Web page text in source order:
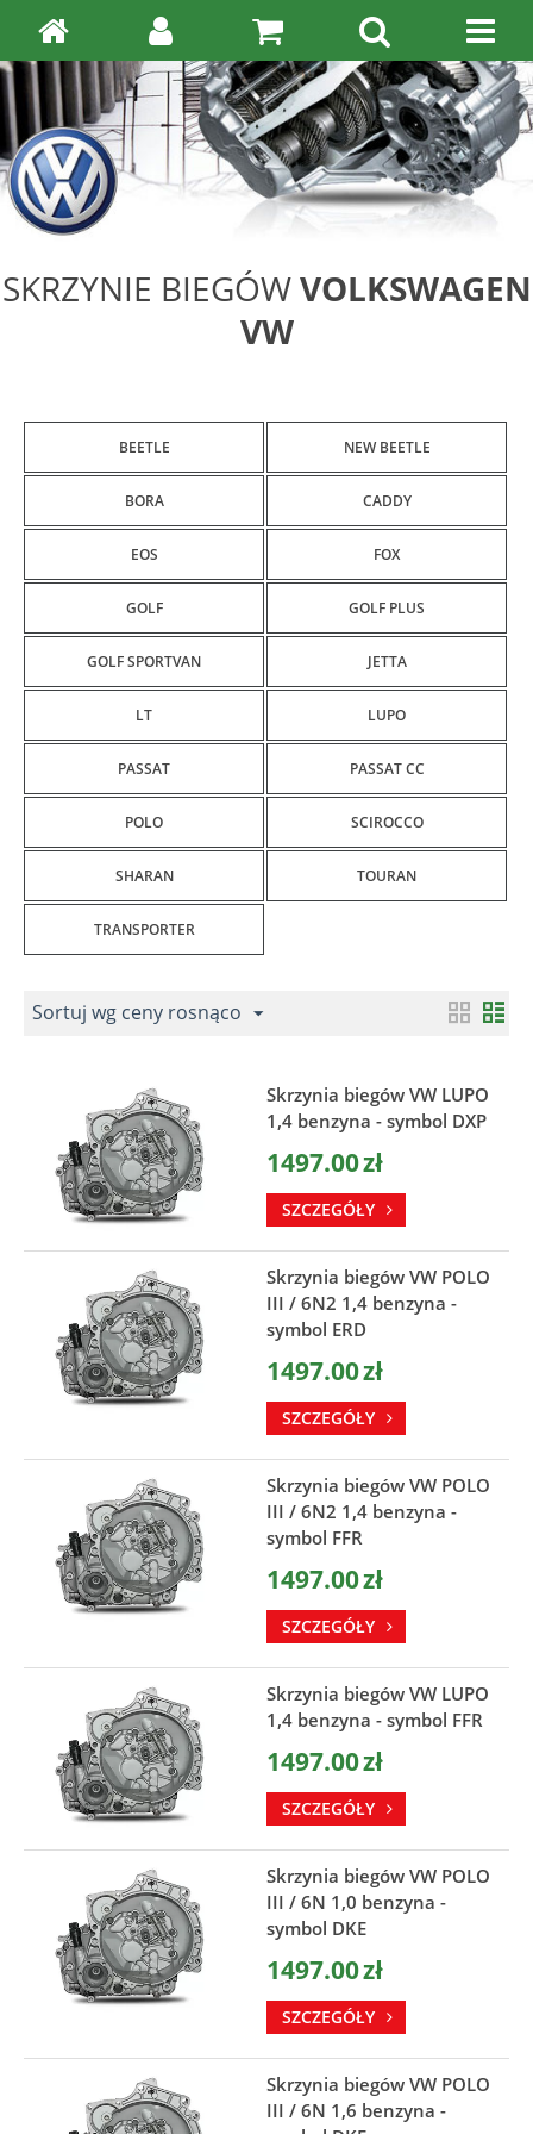
SKRZYNIE BIEGÓWVOLKSWAGEN
VW
BEETLE NEW BEETLE
BORA CADDY
EOS FOX
GOLF GOLF PLUS
GOLF SPORTVAN JETTA
LT LUPO
PASSAT PASSAT CC
POLO SCIROCCO
SHARAN TOURAN
TRANSPORTER
Sortuj wg ceny rosnąco
Skrzynia biegów VW LUPO
1,4 benzyna - symbol DXP
1497.00zł
SZCZEGÓŁY
Skrzynia biegów VW POLO
III / 6N2 1,4 benzyna -
symbol ERD
1497.00zł
SZCZEGÓŁY
Skrzynia biegów VW POLO
III / 6N2 1,4 benzyna -
symbol FFR
1497.00zł
SZCZEGÓŁY
Skrzynia biegów VW LUPO
1,4 benzyna - symbol FFR
1497.00zł
SZCZEGÓŁY
Skrzynia biegów VW POLO
III / 6N 1,0 benzyna -
symbol DKE
1497.00zł
SZCZEGÓŁY
Skrzynia biegów VW POLO
III / 6N 1,6 benzyna -